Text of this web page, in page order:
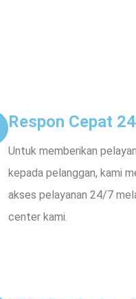
Respon Cepat
Untuk memberikan
kepada pelanggan, kami
akses pelayanan 24/7
center kami.